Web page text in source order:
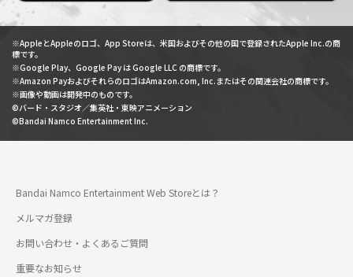
※AppleとAppleのロゴ、App Storeは、米国およびその他の国で登録されたApple Inc.の商
標です。
※Google Play、Google Pay は Google LLC の商標です。
※Amazon PayおよびそれらのロゴはAmazon.com, Inc.またはその関連会社の商標です。
※画像や動画は開発中のものです。
©バード・スタジオ／集英社・東映アニメーション
©Bandai Namco Entertainment Inc.
Bandai Namco Entertainment Web Storeとは？
メルマガ登録
お問い合わせ・よくあるご質問
重要なお知らせ